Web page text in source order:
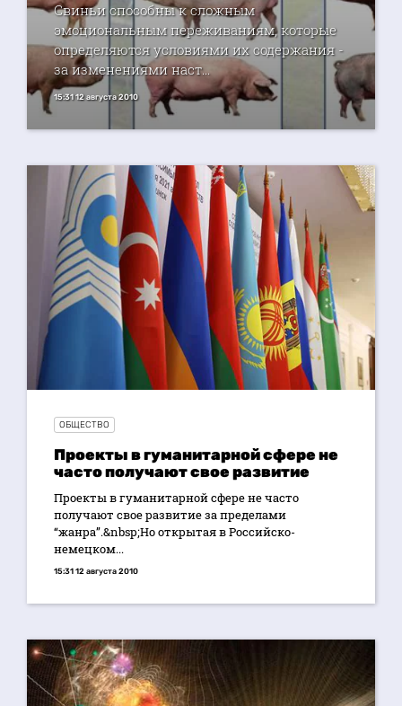
Свиньи способны к сложным
эмоциональным переживаниям, которые
определяются условиями их содержания -
за изменениями наст...
15:31 12 августа 2010
ОБЩЕСТВО
Проекты в гуманитарной сфере не
часто получают свое развитие
Проекты в гуманитарной сфере не часто
получают свое развитие за пределами
“жанра”.&nbsp;Но открытая в Российско-
немецком...
15:31 12 августа 2010